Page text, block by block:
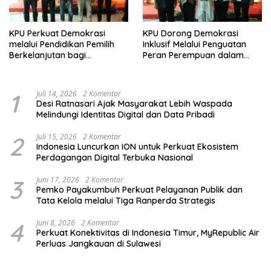
KPU Perkuat Demokrasi
melalui Pendidikan Pemilih
Berkelanjutan bagi
KPU Dorong Demokrasi
Inklusif Melalui Penguatan
Peran Perempuan dalam
1 Juli 14, 2026 2 Komentar
Desi Ratnasari Ajak Masyarakat Lebih Waspada
Melindungi Identitas Digital dan Data Pribadi
2 Juli 15, 2026 2 Komentar
Indonesia Luncurkan ION untuk Perkuat Ekosistem
Perdagangan Digital Terbuka Nasional
3 Juni 17, 2026 2 Komentar
Pemko Payakumbuh Perkuat Pelayanan Publik dan
Tata Kelola melalui Tiga Ranperda Strategis
4 Juni 8, 2026 2 Komentar
Perkuat Konektivitas di Indonesia Timur, MyRepublic Air
Perluas Jangkauan di Sulawesi